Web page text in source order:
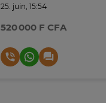
25. juin, 15:54
520 000 F CFA